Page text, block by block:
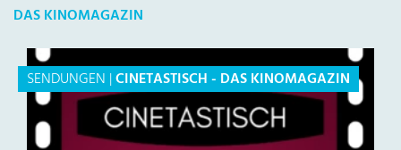
DAS KINOMAGAZIN
SENDUNGEN |CINETASTISCH - DAS KINOMAGAZIN